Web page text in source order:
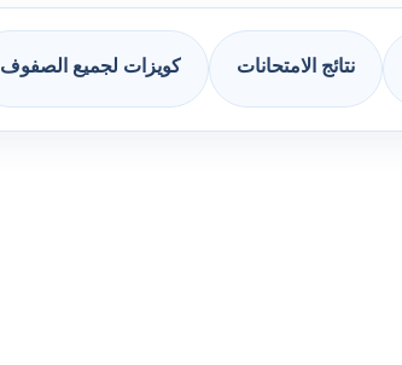
نتائج الامتحانات كويزات لجميع الصفوف